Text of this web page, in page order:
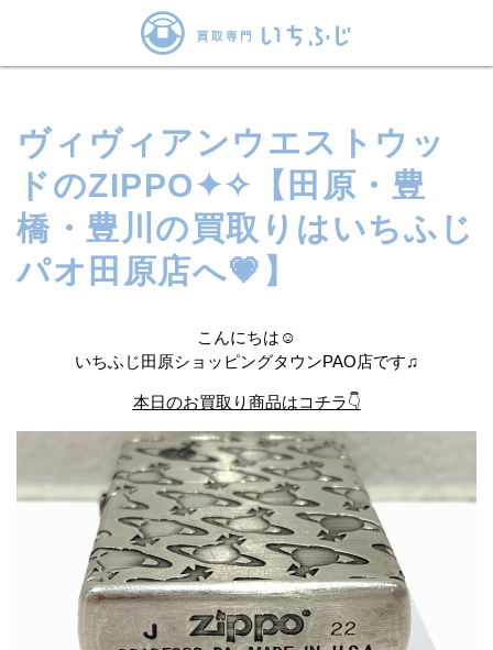
ヴィヴィアンウエストウッ
ドのZIPPO✦✧【田原・豊
橋・豊川の買取りはいちふじ
パオ田原店へ💗】
こんにちは☺
いちふじ田原ショッピングタウンPAO店です♫
本日のお買取り商品はコチラ👇